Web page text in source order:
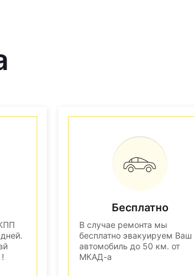
Бесплатно
В случае ремонта мы
бесплатно эвакуируем Ваш
автомобиль до 50 км. от
МКАД-а